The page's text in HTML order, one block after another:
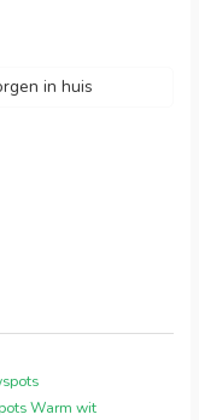
in huis
Warm wit